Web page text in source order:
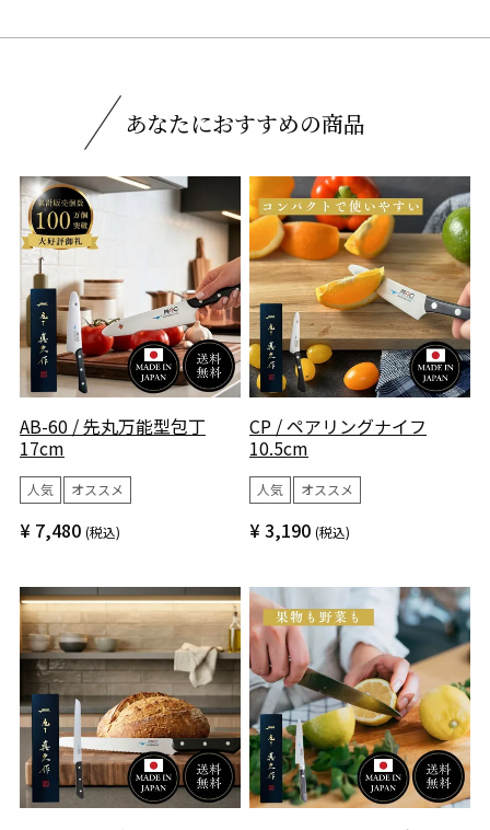
あなたにおすすめの商品
AB-60 / 先丸万能型包丁
17cm
人気 オススメ
¥ 7,480 税込
CP / ペアリングナイフ
10.5cm
人気 オススメ
¥ 3,190 税込